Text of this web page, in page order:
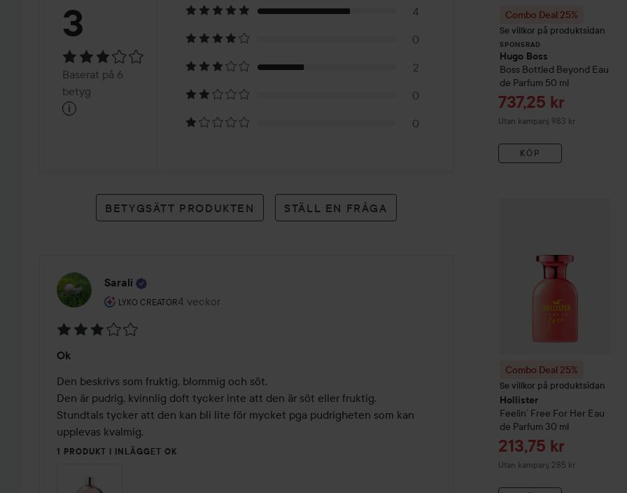
Betyg:
3Baserat
på
betyg
3
Baserat på 6
betyg
i
4
0
2
0
0
BETYGSÄTT PRODUKTEN STÄLL EN FRÅGA
Sarali
LYKO CREATOR
Användarens roll: Lyko Creator.
4 veckor
Inlägget skapades 4 veckor
3
av
5
Ok
Den beskrivs som fruktig, blommig och söt.
Den är pudrig, kvinnlig doft tycker inte att den är söt eller fruktig.
Stundtals tycker att den kan bli lite för mycket pga pudrigheten som kan
upplevas kvalmig.
1 PRODUKT I INLÄGGET OK
Combo Deal 25%
Se villkor på produktsidan
SPONSRAD
Hugo Boss
Boss Bottled Beyond Eau
de Parfum 50 ml
Reapris
737,25 kr
Utan kampanj 983 kr
KÖP
Combo Deal 25%
Se villkor på produktsidan
Hollister
Feelin´ Free For Her Eau
de Parfum 30 ml
Reapris
213,75 kr
Utan kampanj 285 kr